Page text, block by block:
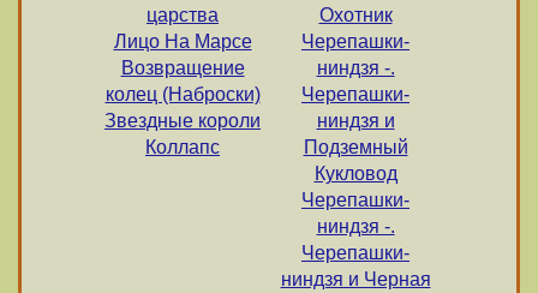
царства
Лицо На Марсе
Возвращение
колец (Наброски)
Звездные короли
Коллапс
Охотник
Черепашки-
ниндзя -.
Черепашки-
ниндзя и
Подземный
Кукловод
Черепашки-
ниндзя -.
Черепашки-
ниндзя и Черная